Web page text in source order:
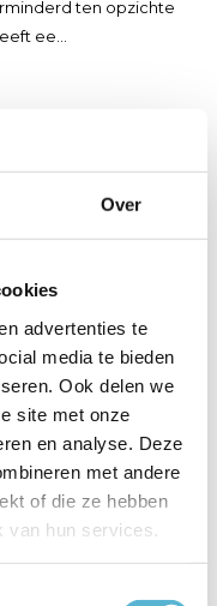
Over
advertenties te
media te bieden
Ook delen we
site met onze
en analyse. Deze
met andere
of die ze hebben
hun services.
ten opzichte
ee...